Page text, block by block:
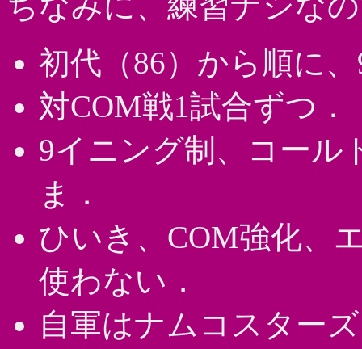
初代（86）から順に
対COM戦1試合ずつ．
9イニング制、コール
ま．
ひいき、COM強化、
使わない．
自軍はナムコスター